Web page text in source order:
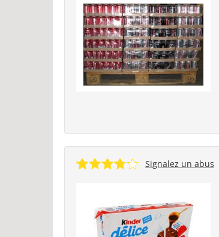
Signalez un abus